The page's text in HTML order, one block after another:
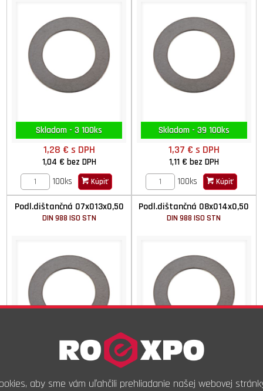
Skladom - 3 100ks
1,28 € s DPH
1,04 € bez DPH
100ks
Kúpiť
Skladom - 39 100ks
1,37 € s DPH
1,11 € bez DPH
100ks
Kúpiť
Podl.dištančná 07x013x0,50
DIN 988 ISO STN
2,14 €s DPH
Podl.dištančná 08x014x0,50
DIN 988 ISO STN
1,76 € s DPH
aby sme vám uľahčili prehliadanie našej webovej